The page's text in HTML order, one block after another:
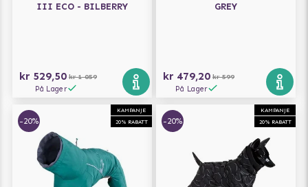
III ECO - BILBERRY
kr 529,50 kr 1 059
På Lager
GREY
kr 479,20 kr 599
På Lager
KAMPANJE
20% RABATT
-20%
KAMPANJE
20% RABATT
-20%